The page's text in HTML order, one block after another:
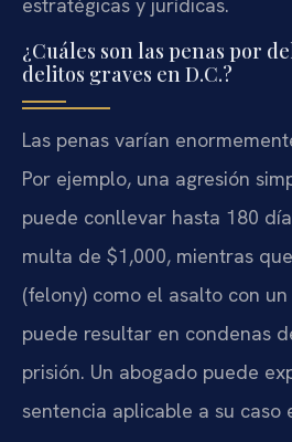
¿Cuáles son las penas por
delitos graves en D.C.?
Las penas varían
Por ejemplo, una agresión
puede conllevar hasta 180
multa de $1,000, mientras
(felony) como el asalto con
puede resultar en condenas
prisión. Un abogado puede
sentencia aplicable a su caso